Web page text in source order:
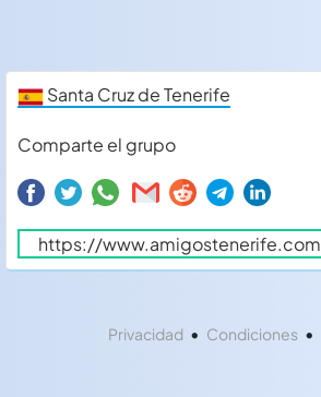
Santa Cruz de Tenerife
Comparte el grupo
Privacidad• Condiciones•